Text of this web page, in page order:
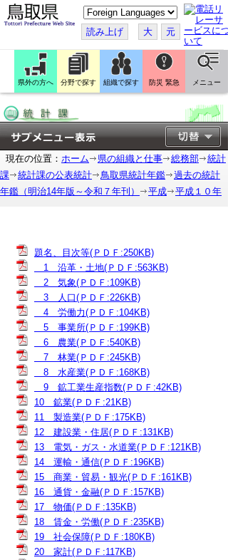
こ
の
ペ
ー
ジ
翻
訳
す
読み上げ 大 元
県外の方へ 分野で探す 組織で探す 防災 緊急 メニュー
現在の位置： ホーム 県の組織と仕事 総務部
統計
課
統計課の公表統計 鳥取県統計年鑑
過去の統計
年鑑（明治14年版～令和７年刊）
平成 平成１０年
題名、目次等(ＰＤＦ:250KB)
1 沿革・土地(ＰＤＦ:563KB)
2 気象(ＰＤＦ:109KB)
3 人口(ＰＤＦ:226KB)
4 労働力(ＰＤＦ:104KB)
5 事業所(ＰＤＦ:199KB)
6 農業(ＰＤＦ:540KB)
7 林業(ＰＤＦ:245KB)
8 水産業(ＰＤＦ:168KB)
9 鉱工業生産指数(ＰＤＦ:42KB)
10 鉱業(ＰＤＦ:21KB)
11 製造業(ＰＤＦ:175KB)
12 建設業・住居(ＰＤＦ:131KB)
13 電気・ガス・水道業(ＰＤＦ:121KB)
14 運輸・通信(ＰＤＦ:196KB)
15 商業・貿易・観光(ＰＤＦ:161KB)
16 通貨・金融(ＰＤＦ:157KB)
17 物価(ＰＤＦ:135KB)
18 賃金・労働(ＰＤＦ:235KB)
19 社会保障(ＰＤＦ:180KB)
20 家計(ＰＤＦ:117KB)